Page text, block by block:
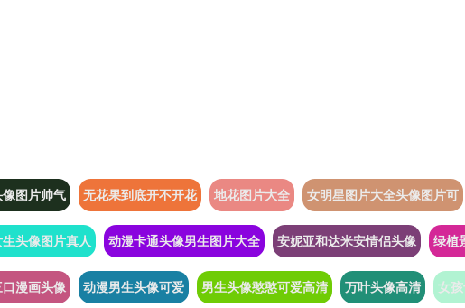
图片帅气 无花果到底开不开花 地花图片大全 女明星图片大全头像图片可
头像图片真人 动漫卡通头像男生图片大全 安妮亚和达米安情侣头像 绿植
漫画头像 动漫男生头像可爱 男生头像憨憨可爱高清 万叶头像高清 女